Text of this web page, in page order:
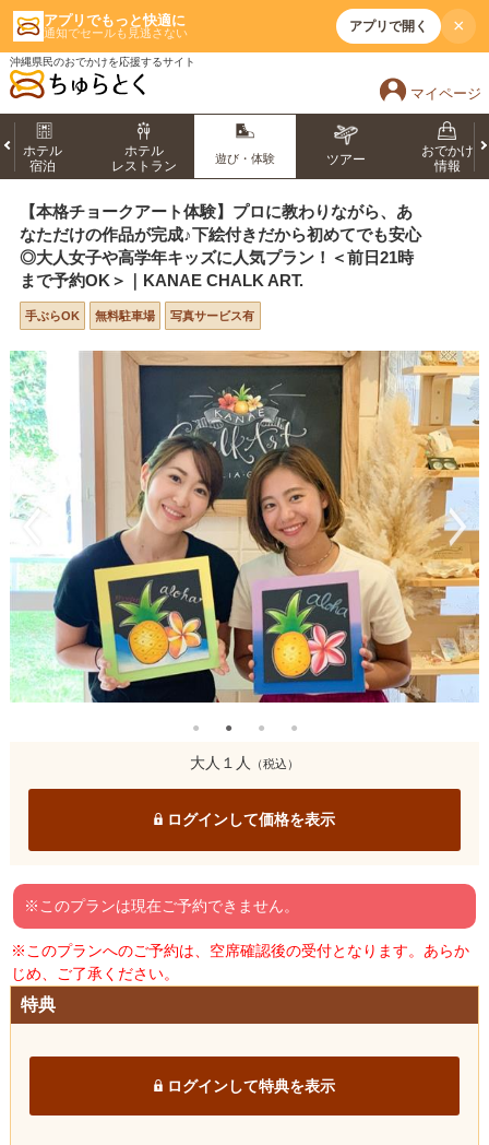
アプリでもっと快適に
通知でセールも見逃さない アプリで開く ×
沖縄県民のおでかけを応援するサイト
マイページ
ホテル
宿泊
ホテル
レストラン
遊び・体験 ツアー
おでかけ
情報
【本格チョークアート体験】プロに教わりながら、あ
なただけの作品が完成♪下絵付きだから初めてでも安心
◎大人女子や高学年キッズに人気プラン！＜前日21時
まで予約OK＞｜KANAE CHALK ART.
手ぶらOK 無料駐車場 写真サービス有
大人１人 （税込）
ログインして価格を表示
※このプランは現在ご予約できません。
※このプランへのご予約は、空席確認後の受付となります。あらか
じめ、ご了承ください。
特典
ログインして特典を表示